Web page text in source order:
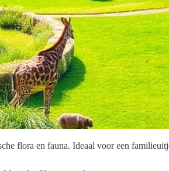
flora en fauna. Ideaal voor een